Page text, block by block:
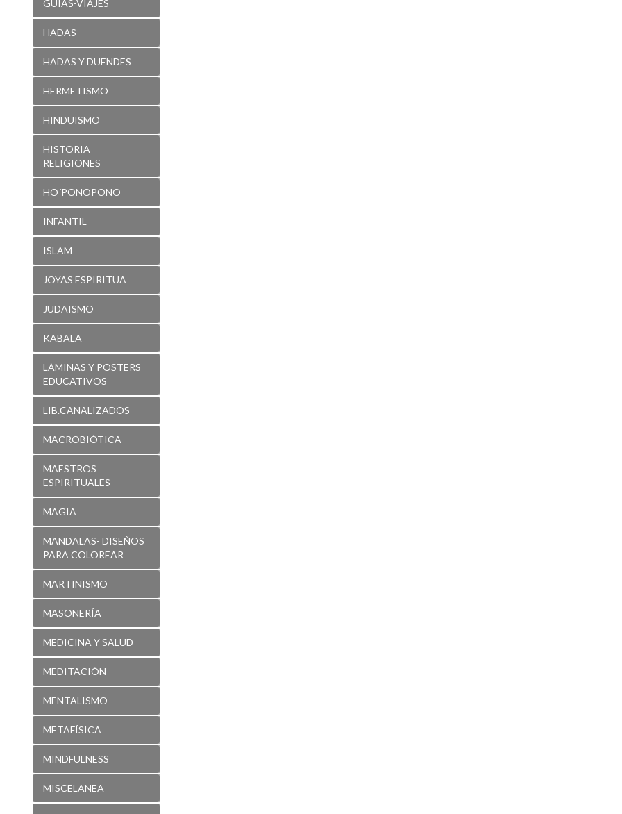
GUIAS-VIAJES
HADAS
HADAS Y DUENDES
HERMETISMO
HINDUISMO
HISTORIA
RELIGIONES
HO´PONOPONO
INFANTIL
ISLAM
JOYAS ESPIRITUA
JUDAISMO
KABALA
LÁMINAS Y POSTERS
EDUCATIVOS
LIB.CANALIZADOS
MACROBIÓTICA
MAESTROS
ESPIRITUALES
MAGIA
MANDALAS- DISEÑOS
PARA COLOREAR
MARTINISMO
MASONERÍA
MEDICINA Y SALUD
MEDITACIÓN
MENTALISMO
METAFÍSICA
MINDFULNESS
MISCELANEA